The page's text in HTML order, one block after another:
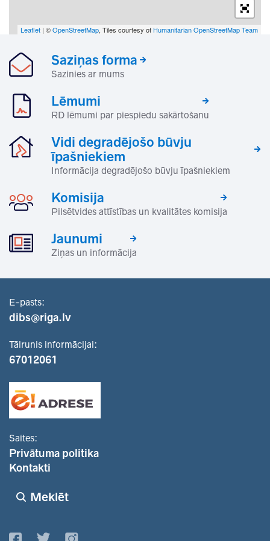
Leaflet | ©OpenStreetMap, Tiles courtesy of Humanitarian OpenStreetMap Team
Saziņas forma
Sazinies ar mums
Lēmumi
RD lēmumi par piespiedu sakārtošanu
Vidi degradējošo būvju
īpašniekiem
Informācija degradējošo būvju īpašniekiem
Komisija
Pilsētvides attīstības un kvalitātes komisija
Jaunumi
Ziņas un informācija
E-pasts:
dibs@riga.lv
Tālrunis informācijai:
67012061
Saites:
Privātuma politika
Kontakti
Meklēt